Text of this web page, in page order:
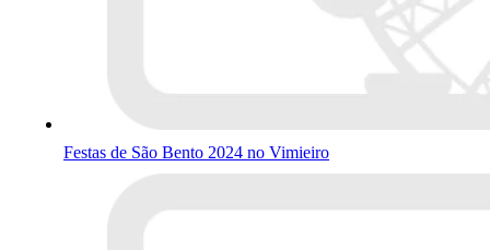
Festas de São Bento 2024 no Vimieiro